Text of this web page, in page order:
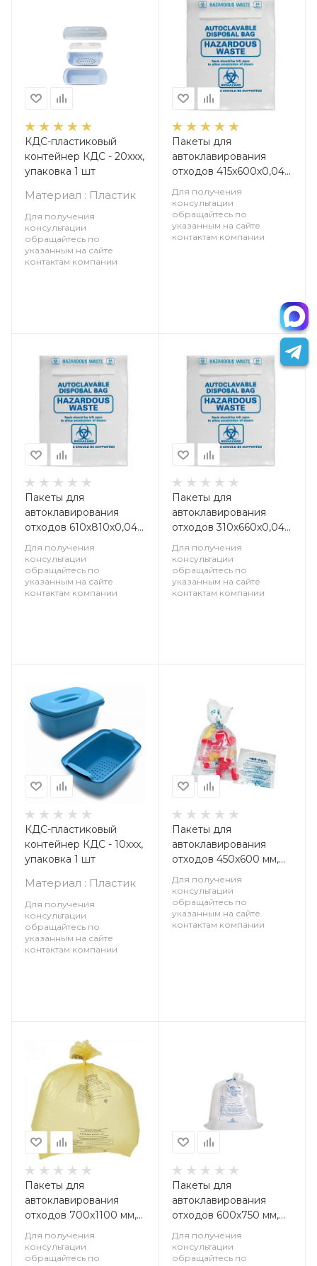
КДС-пластиковый
контейнер КДС - 20xxx,
упаковка 1 шт
Материал : Пластик
Для получения
консультации
обращайтесь по
указанным на сайте
контактам компании
Пакеты для
автоклавирования
отходов 415х600х0,045
мм, упаковка 50 шт
Для получения
консультации
обращайтесь по
указанным на сайте
контактам компании
Пакеты для
автоклавирования
отходов 610х810х0,045
мм, упаковка 50 шт
Для получения
консультации
обращайтесь по
указанным на сайте
контактам компании
Пакеты для
автоклавирования
отходов 310х660х0,045
мм, упаковка 50 шт
Для получения
консультации
обращайтесь по
указанным на сайте
контактам компании
КДС-пластиковый
контейнер КДС - 10xxx,
упаковка 1 шт
Материал : Пластик
Для получения
консультации
обращайтесь по
указанным на сайте
контактам компании
Пакеты для
автоклавирования
отходов 450х600 мм,
Россия, упаковка 100
шт
Для получения
консультации
обращайтесь по
указанным на сайте
контактам компании
Пакеты для
автоклавирования
отходов 700х1100 мм,
Россия, упаковка 100
шт
Для получения
консультации
обращайтесь по
Пакеты для
автоклавирования
отходов 600х750 мм,
Россия, упаковка 100
шт
Для получения
консультации
обращайтесь по